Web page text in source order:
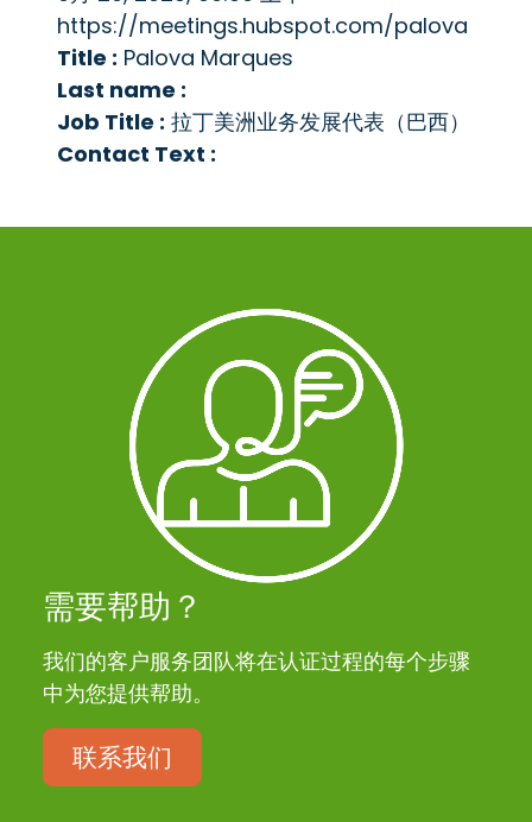
https://meetings.hubspot.com/palova
Title : Palova Marques
Last name :
Job Title : 拉丁美洲业务发展代表（巴西）
Contact Text :
需要帮助？
我们的客户服务团队将在认证过程的每个步骤
中为您提供帮助。
联系我们